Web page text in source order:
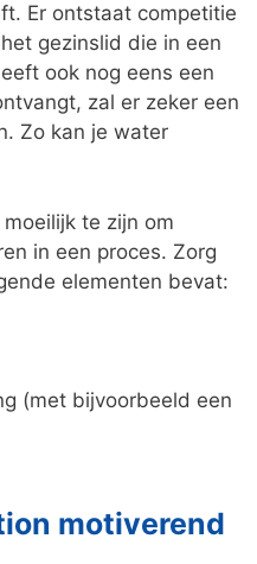
Er ontstaat competitie
gezinslid die in een
ook nog eens een
zal er zeker een
Zo kan je water
te zijn om
in een proces. Zorg
elementen bevat:
(met bijvoorbeeld een
motiverend